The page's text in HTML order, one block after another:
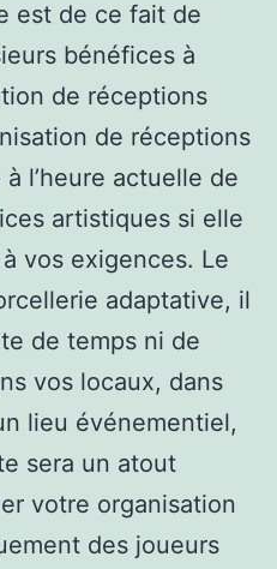
est de ce fait de
bénéfices à
de réceptions
de réceptions
l’heure actuelle de
artistiques si elle
vos exigences. Le
adaptative, il
de temps ni de
vos locaux, dans
lieu événementiel,
sera un atout
votre organisation
des joueurs